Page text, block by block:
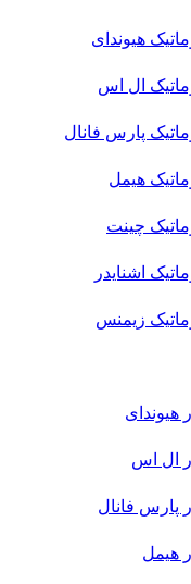
هیوندای
ال اس
پارس فانال
هیمل
چینت
اشنایدر
زیمنس
هیوندای
ال اس
پارس فانال
هیمل